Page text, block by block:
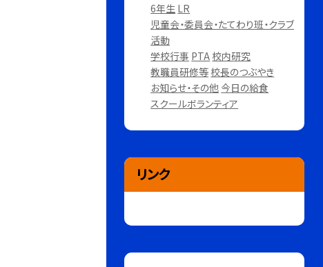
6年生 LR
児童会・委員会・たてわり班・クラブ
活動
学校行事 PTA 校内研究
教職員研修等 校長のつぶやき
お知らせ・その他 今日の給食
スクールボランティア
リンク